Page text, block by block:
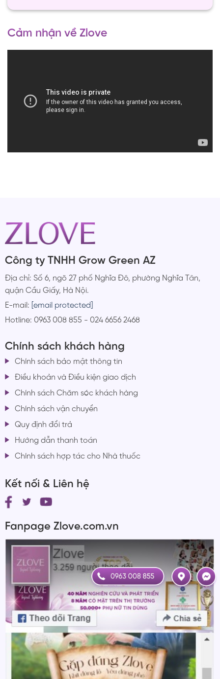
Cảm nhận về Zlove
Công ty TNHH Grow Green AZ
Địa chỉ: Số 6, ngõ 27 phố Nghĩa Đô, phường Nghĩa Tân,
quận Cầu Giấy, Hà Nội.
E-mail: [email protected]
Hotline: 0963 008 855 - 024 6656 2468
Chính sách khách hàng
Chính sách bảo mật thông tin
Điều khoản và Điều kiện giao dịch
Chính sách Chăm sóc khách hàng
Chính sách vận chuyển
Quy định đổi trả
Hướng dẫn thanh toán
Chính sách hợp tác cho Nhà thuốc
Kết nối & Liên hệ
Fanpage Zlove.com.vn